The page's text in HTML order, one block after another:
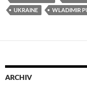
UKRAINE
WLADIMIR
ARCHIV